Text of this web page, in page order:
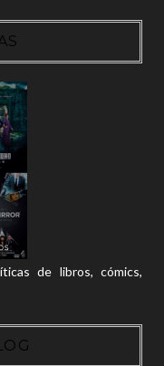
de libros, cómics,